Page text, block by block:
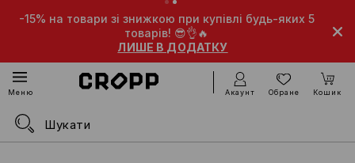
-15% на товари зі знижкою при купівлі будь-яких 5
товарів! 😎👌🔥
ЛИШЕ В ДОДАТКУ
Меню Акаунт Обране Кошик